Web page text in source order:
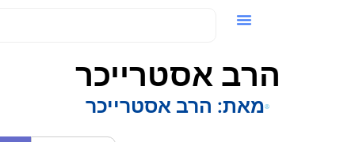
הרב אסטרייכר
מאת:הרב אסטרייכר